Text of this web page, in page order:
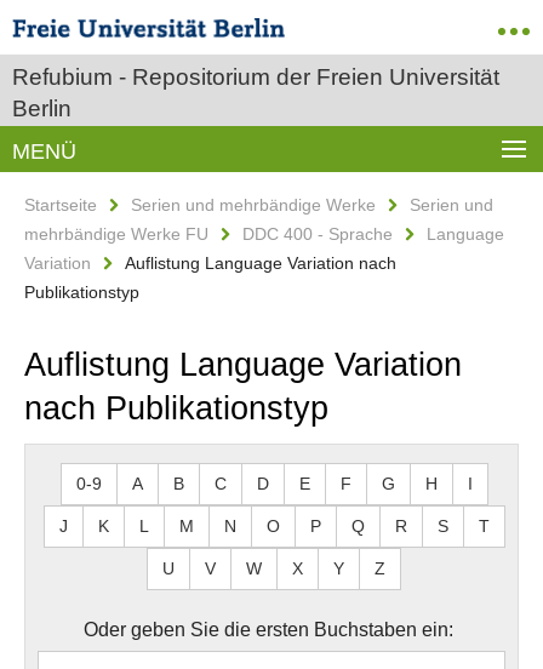
Refubium - Repositorium der Freien Universität
Berlin
MENÜ
Startseite Serien und mehrbändige Werke
Serien und
mehrbändige Werke FU
DDC 400 - Sprache
Language
Variation
Auflistung Language Variation nach
Publikationstyp
Auflistung Language Variation
nach Publikationstyp
0-9 A B C D E F G H I
J K L M N O P Q R S T
U V W X Y Z
Oder geben Sie die ersten Buchstaben ein: